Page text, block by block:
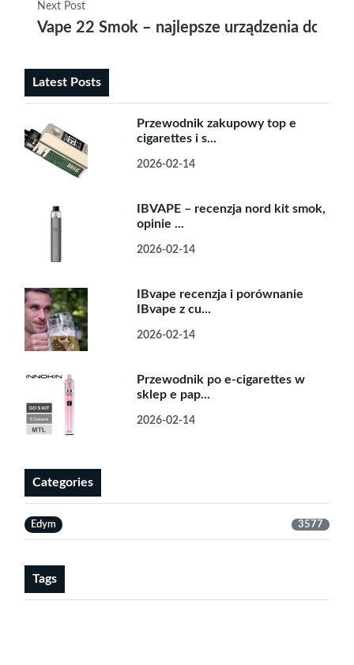
Next Post
Vape 22 Smok – najlepsze urządzenia do
Latest Posts
Przewodnik zakupowy top e
cigarettes i s...
2026-02-14
IBVAPE – recenzja nord kit smok,
opinie ...
2026-02-14
IBvape recenzja i porównanie
IBvape z cu...
2026-02-14
Przewodnik po e-cigarettes w
sklep e pap...
2026-02-14
Categories
Edym 3577
Tags